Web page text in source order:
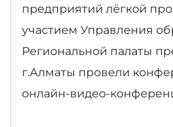
предприятий лёгкой
участием Управления
Региональной палаты
г.Алматы провели
онлайн-видео-